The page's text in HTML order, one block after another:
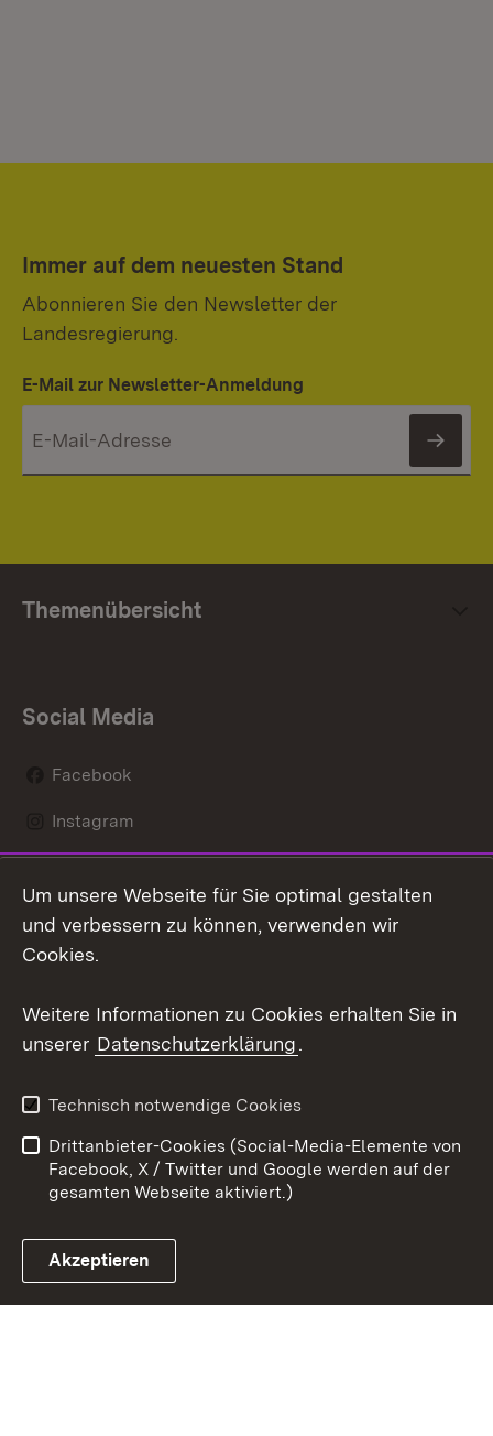
Immer auf dem neuesten Stand
Abonnieren Sie den Newsletter der
Landesregierung.
E-Mail zur Newsletter-Anmeldung
Themenübersicht
Social Media
Facebook
Instagram
Mastodon
Youtube
Link zum Landesportal
Kontakt
Datenschutz
Barrierefreiheit
Impressum Cookies
Um unsere Webseite für Sie optimal gestalten
und verbessern zu können, verwenden wir
Cookies.
Weitere Informationen zu Cookies erhalten Sie in
unserer Datenschutzerklärung.
Technisch notwendige Cookies
Drittanbieter-Cookies (Social-Media-Elemente von
Facebook, X / Twitter und Google werden auf der
gesamten Webseite aktiviert.)
Akzeptieren